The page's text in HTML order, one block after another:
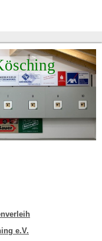
e.V.